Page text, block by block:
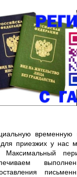
временную
для приезжих у нас
Максимальный